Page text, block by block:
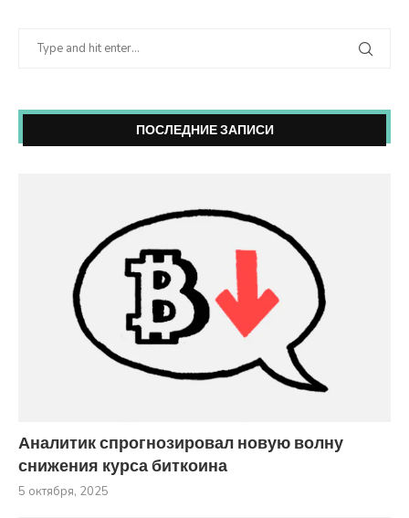
ПОСЛЕДНИЕ ЗАПИСИ
Аналитик спрогнозировал новую волну
снижения курса биткоина
5 октября, 2025